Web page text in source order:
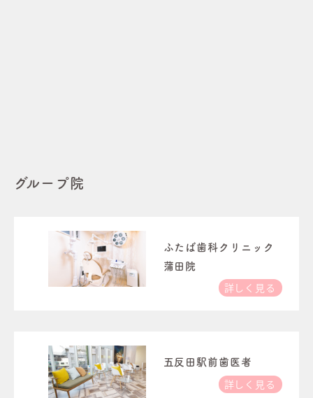
グループ院
ふたば歯科クリニック
蒲田院
詳しく見る
五反田駅前歯医者
詳しく見る